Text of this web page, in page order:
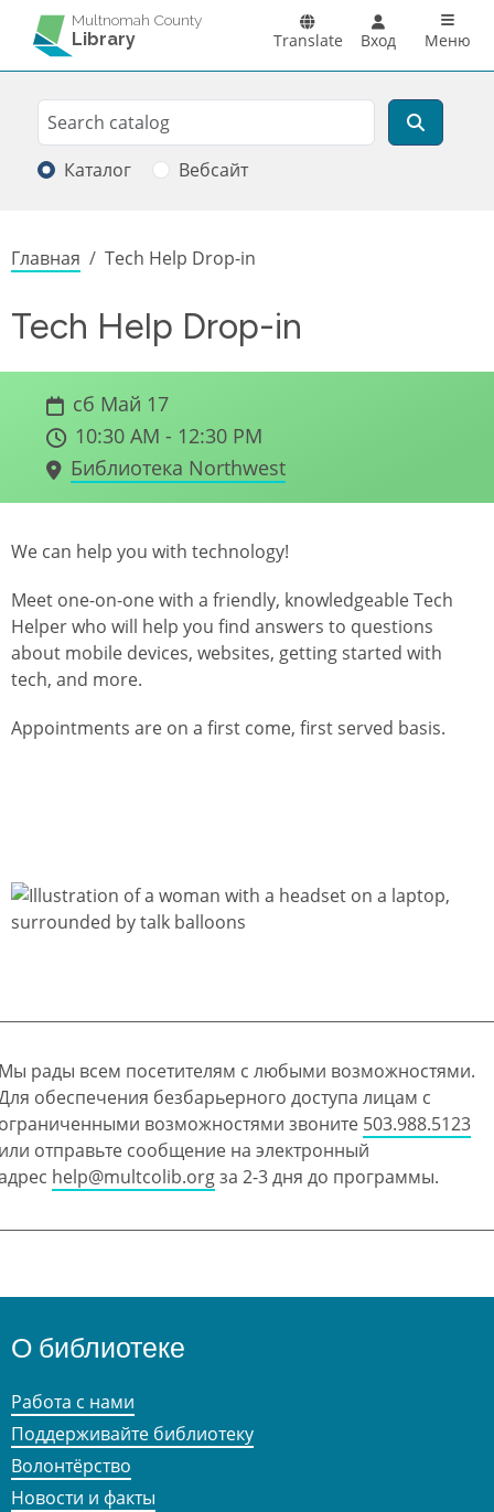
Перейти к основному содержанию
Multnomah County
Library Translate Вход Main
Меню
Search
Поиск
Каталог Вебсайт
Строка навигации
Главная Tech Help Drop-in
Tech Help Drop-in
сб Май 17
10:30 AM - 12:30 PM
Библиотека Northwest
We can help you with technology!
Meet one-on-one with a friendly, knowledgeable Tech
Helper who will help you find answers to questions
about mobile devices, websites, getting started with
tech, and more.
Appointments are on a first come, first served basis.
рады всем посетителям с любыми возможностями.
обеспечения безбарьерного доступа лицам с
возможностями звоните 503.988.5123
отправьте сообщение на электронный
help@multcolib.orgза 2-3 дня до программы.
О библиотеке
Работа с нами
Поддерживайте библиотеку
Волонтёрство
Новости и факты